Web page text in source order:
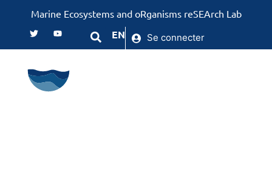
Marine Ecosystems and oRganisms reSEArch Lab
EN Se connecter